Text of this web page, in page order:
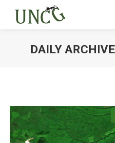
DAILY